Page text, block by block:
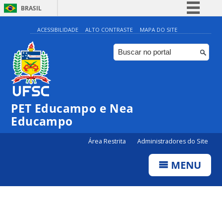
BRASIL
Simplifique!
Comunica BR
Participe
ACESSIBILIDADE ALTO CONTRASTE MAPA DO SITE
PET Educampo e Nea
Educampo
Área Restrita Administradores do Site
MENU